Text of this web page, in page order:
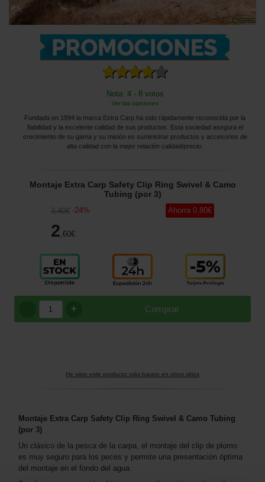
Nota: 4 - 8 votos
Ver las opiniones
Fundada en 1994 la marca Extra Carp ha sido rápidamente reconocida por la
fiabilidad y la excelente calidad de sus productos. Esta sociedad asegura el
crecimiento de su gama y su misión es suministrar productos y accesorios de
alta calidad con la mejor relación calidad/precio.
Montaje Extra Carp Safety Clip Ring Swivel & Camo
Tubing (por 3)
3,40€ -24%
2 ,60€
Ahorra 0 ,80€
Comprar
+
He visto este producto más barato en otros sitios
Montaje Extra Carp Safety Clip Ring Swivel & Camo Tubing
(por 3)
Un clásico de la pesca de la carpa, el montaje del clip de plomo
es muy seguro para los peces y permite una presentación óptima
del montaje en el fondo del agua.